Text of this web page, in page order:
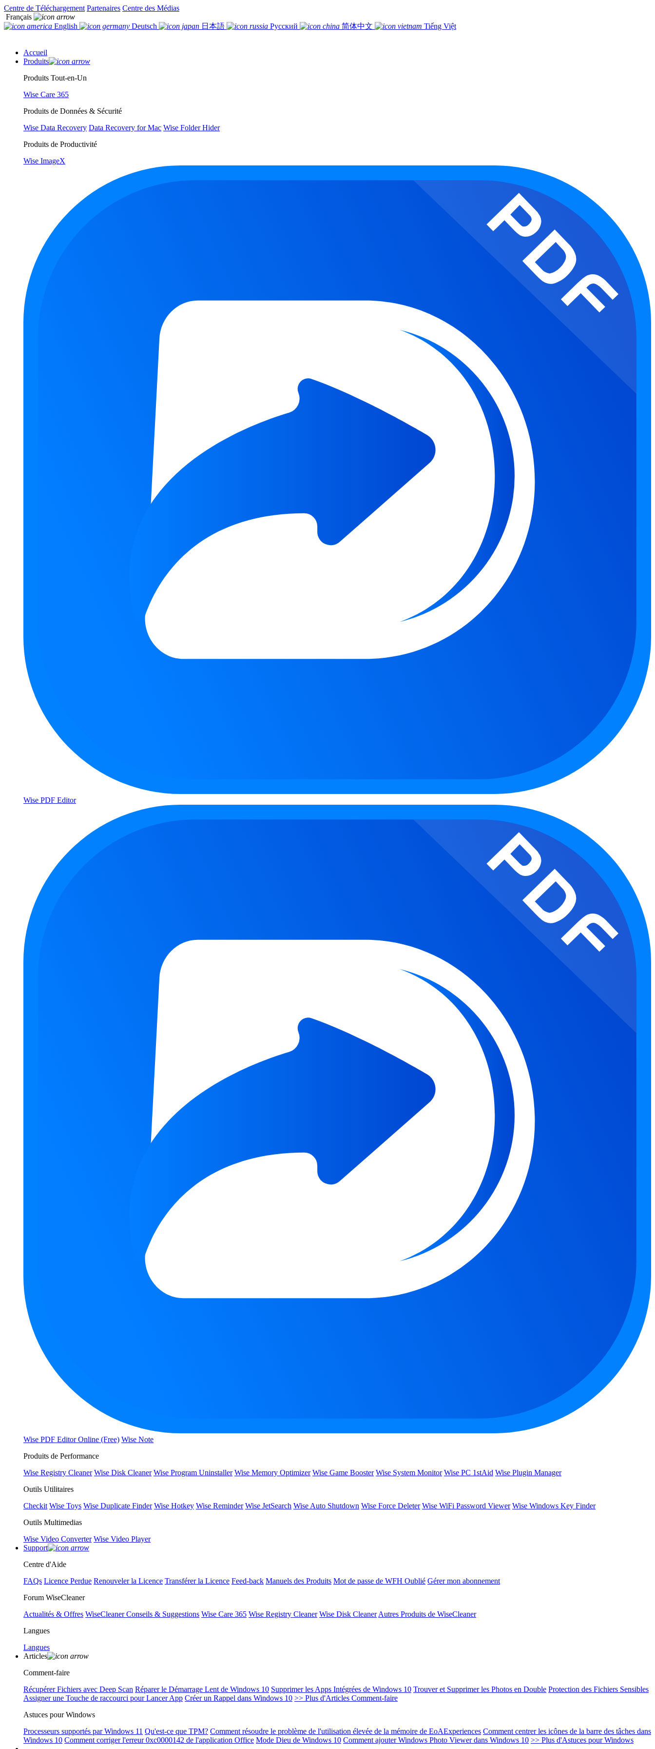
Centre de Téléchargement Partenaires Centre des Médias
Français
English
Deutsch 日本語 Русский 简体中文 Tiếng Việt
Accueil
Produits
Produits Tout-en-Un
Wise Care 365
Produits de Données & Sécurité
Wise Data Recovery Data Recovery for Mac Wise Folder Hider
Produits de Productivité
Wise ImageX
Wise PDF Editor
Wise PDF Editor Online (Free) Wise Note
Produits de Performance
Wise Registry Cleaner Wise Disk Cleaner Wise Program Uninstaller Wise Memory Optimizer Wise Game Booster Wise System Monitor Wise PC 1stAid Wise Plugin Manager
Outils Utilitaires
Checkit Wise Toys Wise Duplicate Finder Wise Hotkey Wise Reminder Wise JetSearch Wise Auto Shutdown Wise Force Deleter Wise WiFi Password Viewer Wise Windows Key Finder
Outils Multimedias
Wise Video Converter Wise Video Player
Support
Centre d'Aide
FAQs Licence Perdue Renouveler la Licence Transférer la Licence Feed-back Manuels des Produits Mot de passe de WFH Oublié Gérer mon abonnement
Forum WiseCleaner
Actualités & Offres WiseCleaner Conseils & Suggestions Wise Care 365 Wise Registry Cleaner Wise Disk Cleaner Autres Produits de WiseCleaner
Langues
Langues
Articles
Comment-faire
Récupérer Fichiers avec Deep Scan Réparer le Démarrage Lent de Windows 10 Supprimer les Apps Intégrées de Windows 10 Trouver et Supprimer les Photos en Double Protection des Fichiers Sensibles
Assigner une Touche de raccourci pour Lancer App Créer un Rappel dans Windows 10 >> Plus d'Articles Comment-faire
Astuces pour Windows
Processeurs supportés par Windows 11 Qu'est-ce que TPM? Comment résoudre le problème de l'utilisation élevée de la mémoire de EoAExperiences Comment centrer les icônes de la barre des tâches dans
Windows 10 Comment corriger l'erreur 0xc0000142 de l'application Office Mode Dieu de Windows 10 Comment ajouter Windows Photo Viewer dans Windows 10 >> Plus d'Astuces pour Windows